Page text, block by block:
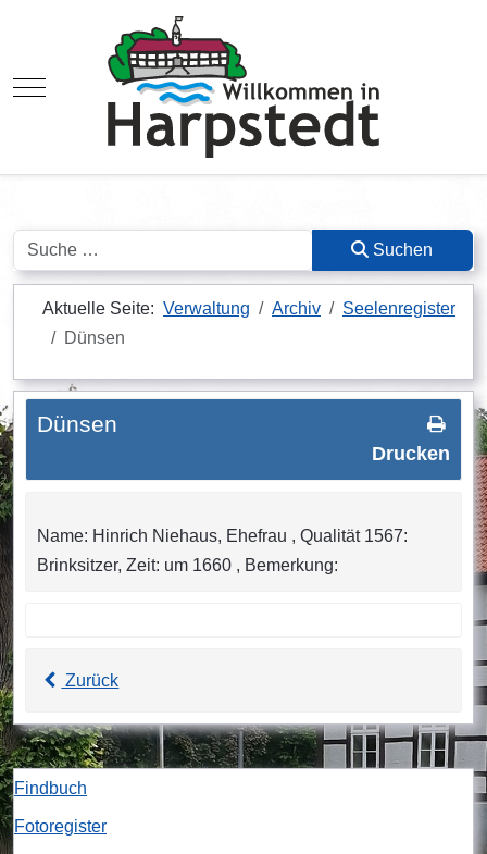
Mobile Menu Toggle
Suchen Suchen
Aktuelle Seite: Verwaltung Archiv
Seelenregister
Dünsen
Drucken
Dünsen
Name: Hinrich Niehaus, Ehefrau , Qualität 1567:
Brinksitzer, Zeit: um 1660 , Bemerkung:
Zurück
Findbuch
Fotoregister